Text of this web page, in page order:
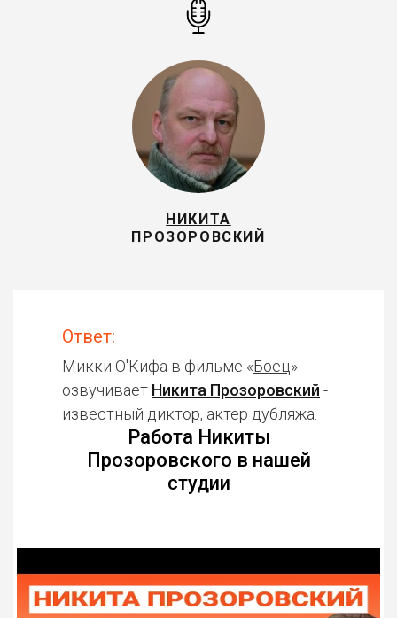
НИКИТА
ПРОЗОРОВСКИЙ
Ответ:
Микки О'Кифа в фильме «Боец»
озвучивает Никита Прозоровский -
известный диктор, актер дубляжа.
Работа Никиты
Прозоровского в нашей
студии